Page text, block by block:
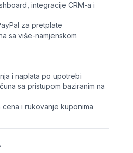
integracije CRM-a i
za pretplate
sa više-namjenskom
i naplata po upotrebi
sa pristupom baziranim na
i rukovanje kuponima